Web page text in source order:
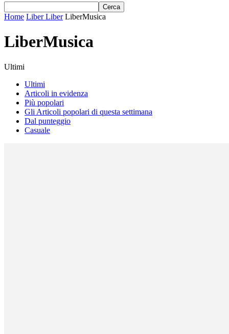
Home Liber Liber LiberMusica
LiberMusica
Ultimi
Ultimi
Articoli in evidenza
Più popolari
Gli Articoli popolari di questa settimana
Dal punteggio
Casuale